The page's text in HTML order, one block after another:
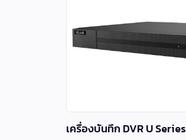
เครื่องบันทึก DVR U Series